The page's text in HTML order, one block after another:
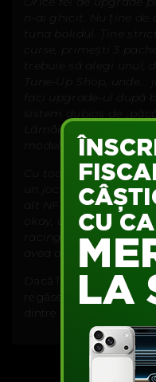
n-ai ghicit. Nu ține de
tuna bolidul. Ține
curse, primești 3
trebuie să alegi unul,
Tune-Up Shop,
faci upgrade-ul după
sistem dubios de
Lămâie-Lămâie,
modelul Piesă-
Cu toate acestea,
un joc prost dacă n-
alt NFS. Need for
okay, un titlu care
racing și nu m-ar
avea ocazia să facem
Dacă îți dorești un
regăsești, încearcă
dintre cele apărute